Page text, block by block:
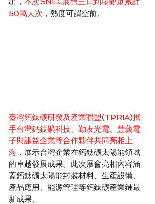
50萬人次 ，熱度可謂空前。
臺灣鈣鈦礦研發及產業聯盟(TPRIA)攜
手台灣鈣鈦礦科技、勤友光電、豐藝電
子與謙益企業等合作夥伴共同亮相上
海 ，展示台灣企業在鈣鈦礦太陽能領域
的卓越發展成果。此次展會亮相內容涵
蓋鈣鈦礦太陽能封裝材料、生產設備、
產品應用、能源管理等鈣鈦礦產業鏈最
新成果。